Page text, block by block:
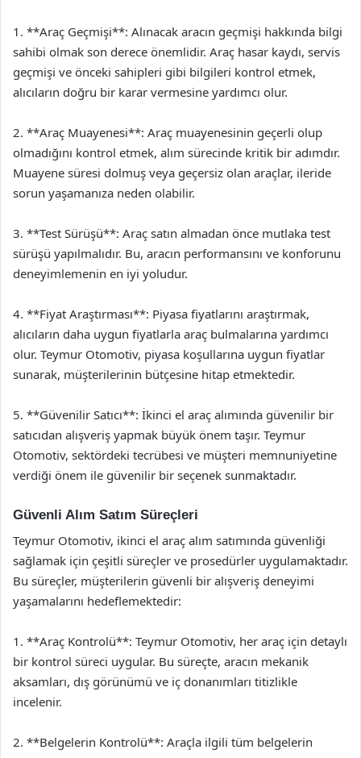
1. **Araç Geçmişi**: Alınacak aracın geçmişi hakkında bilgi
sahibi olmak son derece önemlidir. Araç hasar kaydı, servis
geçmişi ve önceki sahipleri gibi bilgileri kontrol etmek,
alıcıların doğru bir karar vermesine yardımcı olur.
2. **Araç Muayenesi**: Araç muayenesinin geçerli olup
olmadığını kontrol etmek, alım sürecinde kritik bir adımdır.
Muayene süresi dolmuş veya geçersiz olan araçlar, ileride
sorun yaşamanıza neden olabilir.
3. **Test Sürüşü**: Araç satın almadan önce mutlaka test
sürüşü yapılmalıdır. Bu, aracın performansını ve konforunu
deneyimlemenin en iyi yoludur.
4. **Fiyat Araştırması**: Piyasa fiyatlarını araştırmak,
alıcıların daha uygun fiyatlarla araç bulmalarına yardımcı
olur. Teymur Otomotiv, piyasa koşullarına uygun fiyatlar
sunarak, müşterilerinin bütçesine hitap etmektedir.
5. **Güvenilir Satıcı**: İkinci el araç alımında güvenilir bir
satıcıdan alışveriş yapmak büyük önem taşır. Teymur
Otomotiv, sektördeki tecrübesi ve müşteri memnuniyetine
verdiği önem ile güvenilir bir seçenek sunmaktadır.
Güvenli Alım Satım Süreçleri
Teymur Otomotiv, ikinci el araç alım satımında güvenliği
sağlamak için çeşitli süreçler ve prosedürler uygulamaktadır.
Bu süreçler, müşterilerin güvenli bir alışveriş deneyimi
yaşamalarını hedeflemektedir:
1. **Araç Kontrolü**: Teymur Otomotiv, her araç için detaylı
bir kontrol süreci uygular. Bu süreçte, aracın mekanik
aksamları, dış görünümü ve iç donanımları titizlikle
incelenir.
2. **Belgelerin Kontrolü**: Araçla ilgili tüm belgelerin